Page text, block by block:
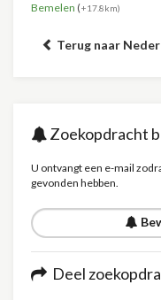
Bemelen (+17.8km)
Terug naar
Zoekopdracht
U ontvangt een e-mail
gevonden hebben.
Deel